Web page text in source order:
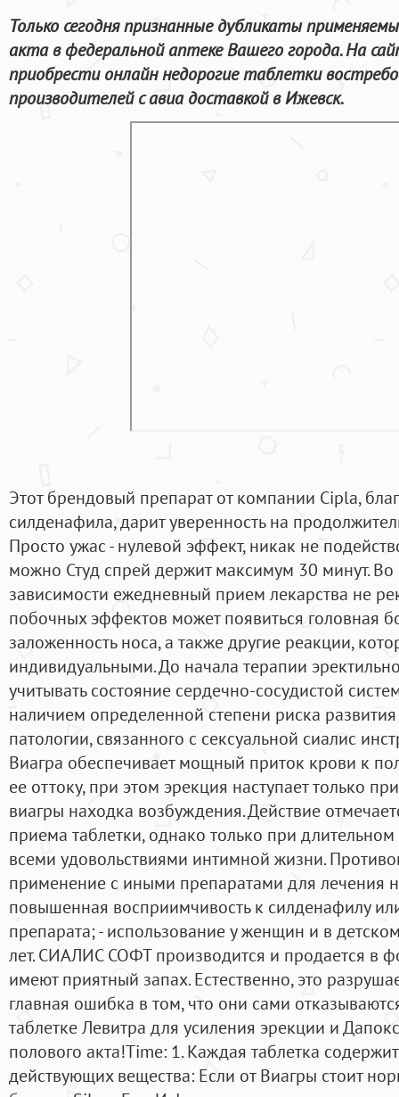
Только сегодня признанные дубликаты
акта в федеральной аптеке Вашего города. На
приобрести онлайн недорогие таблетки
производителей с авиа доставкой в Ижевск.
Этот брендовый препарат от компании Cipla,
силденафила, дарит уверенность на
Просто ужас - нулевой эффект, никак не
можно Студ спрей держит максимум 30 минут.
зависимости ежедневный прием лекарства не
побочных эффектов может появиться головная
заложенность носа, а также другие реакции,
индивидуальными. До начала терапии
учитывать состояние сердечно-сосудистой
наличием определенной степени риска
патологии, связанного с сексуальной сиалис
Виагра обеспечивает мощный приток крови к
ее оттоку, при этом эрекция наступает только
виагры находка возбуждения. Действие
приема таблетки, однако только при
всеми удовольствиями интимной жизни.
применение с иными препаратами для лечения
повышенная восприимчивость к силденафилу
препарата; - использование у женщин и в
лет. СИАЛИС СОФТ производится и продается в
имеют приятный запах. Естественно, это
главная ошибка в том, что они сами
таблетке Левитра для усиления эрекции и
полового акта!Time: 1. Каждая таблетка
действующих вещества: Если от Виагры стоит